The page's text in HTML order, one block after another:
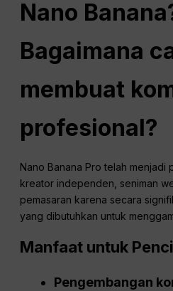
Nano
Bagaimana
membuat
profesional?
Nano Banana Pro telah menjadi
kreator independen, seniman
pemasaran karena secara
yang dibutuhkan untuk
Manfaat untuk
Pengembangan